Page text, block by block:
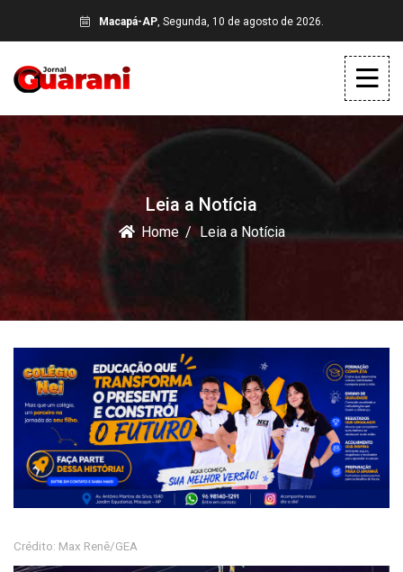
Macapá-AP, Segunda, 10 de agosto de 2026.
Leia a Notícia
Home Leia a Notícia
Crédito: Max Renê/GEA